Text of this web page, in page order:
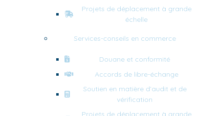
Projets de déplacement à grande
échelle
Services-conseils en commerce
Douane et conformité
Accords de libre-échange
Soutien en matière d’audit et de
vérification
Projets de déplacement à grande